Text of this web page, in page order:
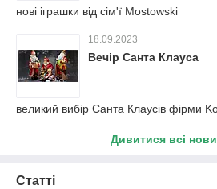
нові іграшки від сім'ї Mostowski
18.09.2023
Вечір Санта Клауса
великий вибір Санта Клаусів фірми
Дивитися всі
Статті